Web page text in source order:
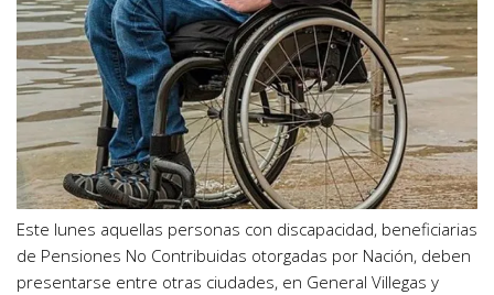
Este lunes aquellas personas con discapacidad, beneficiarias
de Pensiones No Contribuidas otorgadas por Nación, deben
presentarse entre otras ciudades, en General Villegas y